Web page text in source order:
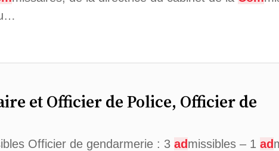
et Officier de Police, Officier de
Officier de gendarmerie : 3 ad missibles – 1 ad